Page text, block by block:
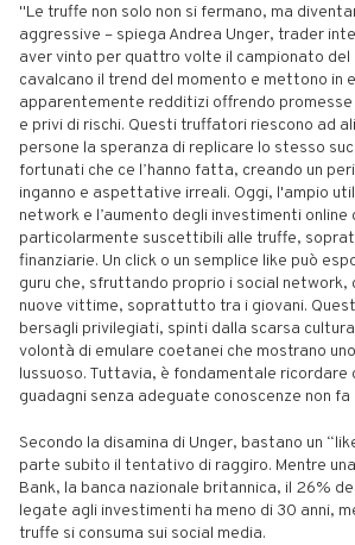
"Le truffe non solo non si fermano, ma
aggressive – spiega Andrea Unger, trader
aver vinto per quattro volte il campionato del
cavalcano il trend del momento e mettono in
apparentemente redditizi offrendo
e privi di rischi. Questi truffatori riescono ad
persone la speranza di replicare lo stesso
fortunati che ce l’hanno fatta, creando un
inganno e aspettative irreali. Oggi, l'ampio
network e l’aumento degli investimenti online
particolarmente suscettibili alle truffe,
finanziarie. Un click o un semplice like può
guru che, sfruttando proprio i social network,
nuove vittime, soprattutto tra i giovani.
bersagli privilegiati, spinti dalla scarsa
volontà di emulare coetanei che mostrano
lussuoso. Tuttavia, è fondamentale ricordare
guadagni senza adeguate conoscenze non fa
Secondo la disamina di Unger, bastano un
parte subito il tentativo di raggiro. Mentre
Bank, la banca nazionale britannica, il 26%
legate agli investimenti ha meno di 30 anni,
truffe si consuma sui social media.